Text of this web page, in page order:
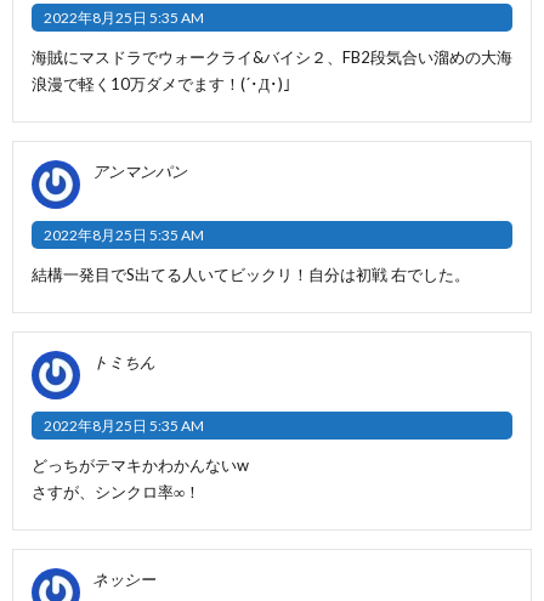
2022年8月25日 5:35 AM
海賊にマスドラでウォークライ&バイシ２、FB2段気合い溜めの大海
浪漫で軽く10万ダメでます！(´･Д･)」
アンマンパン
2022年8月25日 5:35 AM
結構一発目でS出てる人いてビックリ！自分は初戦 右でした。
トミちん
2022年8月25日 5:35 AM
どっちがテマキかわかんないw
さすが、シンクロ率∞！
ネッシー